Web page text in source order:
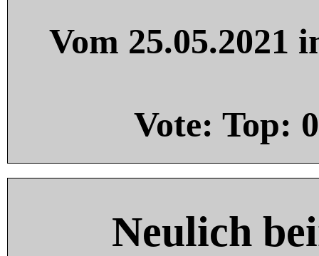
Vom 25.05.2021
Vote: Top: 0
Neulich